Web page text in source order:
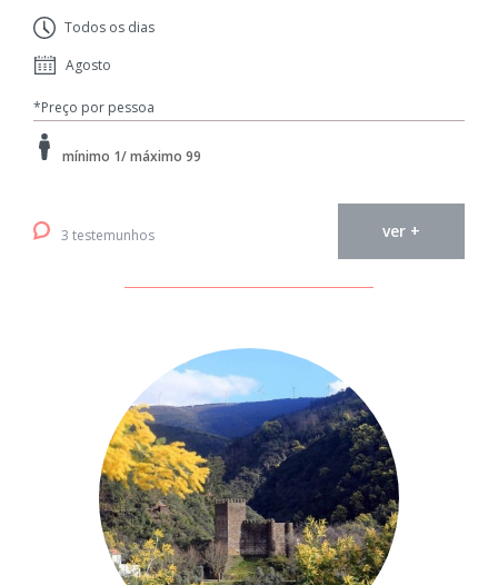
Todos os dias
Agosto
*Preço por pessoa
mínimo 1/ máximo 99
3 testemunhos ver +